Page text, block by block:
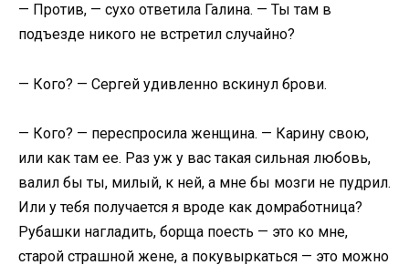
— Против, — сухо ответила Галина. — Ты там в
подъезде никого не встретил случайно?
— Кого? — Сергей удивленно вскинул брови.
— Кого? — переспросила женщина. — Карину свою,
или как там ее. Раз уж у вас такая сильная любовь,
валил бы ты, милый, к ней, а мне бы мозги не пудрил.
Или у тебя получается я вроде как домработница?
Рубашки нагладить, борща поесть — это ко мне,
старой страшной жене, а покувыркаться — это можно